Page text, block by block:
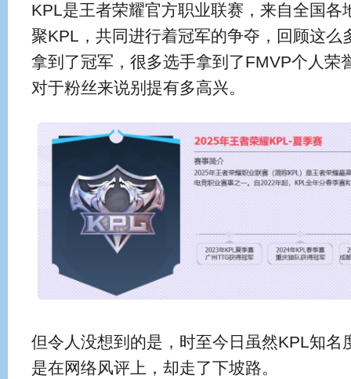
KPL是王者荣耀官方职业联赛，来自全国各
聚KPL，共同进行着冠军的争夺，回顾这么
拿到了冠军，很多选手拿到了FMVP个人荣
对于粉丝来说别提有多高兴。
但令人没想到的是，时至今日虽然KPL知名
是在网络风评上，却走了下坡路。